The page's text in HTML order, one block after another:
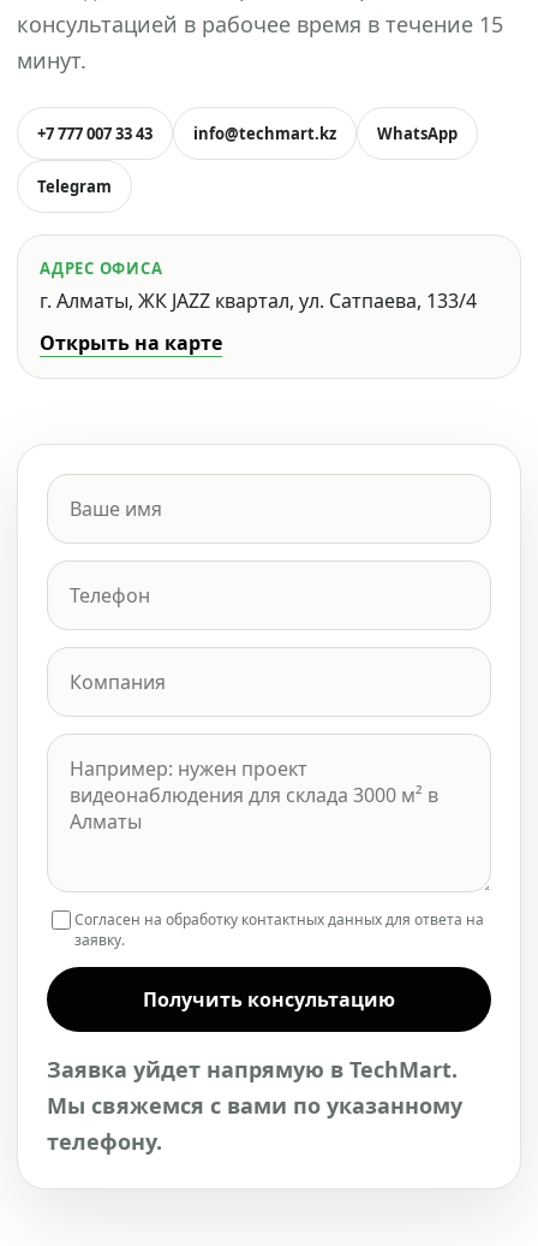
консультацией в рабочее время в течение 15
минут.
+7 777 007 33 43 info@techmart.kz WhatsApp
Telegram
АДРЕС ОФИСА
г. Алматы, ЖК JAZZ квартал, ул. Сатпаева, 133/4
Открыть на карте
Согласен на обработку контактных данных для ответа на
заявку.
Получить консультацию
Заявка уйдет напрямую в TechMart.
Мы свяжемся с вами по указанному
телефону.